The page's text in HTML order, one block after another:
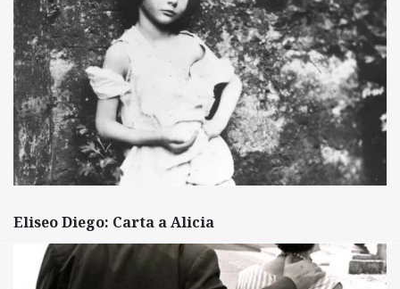
Eliseo Diego: Carta a Alicia